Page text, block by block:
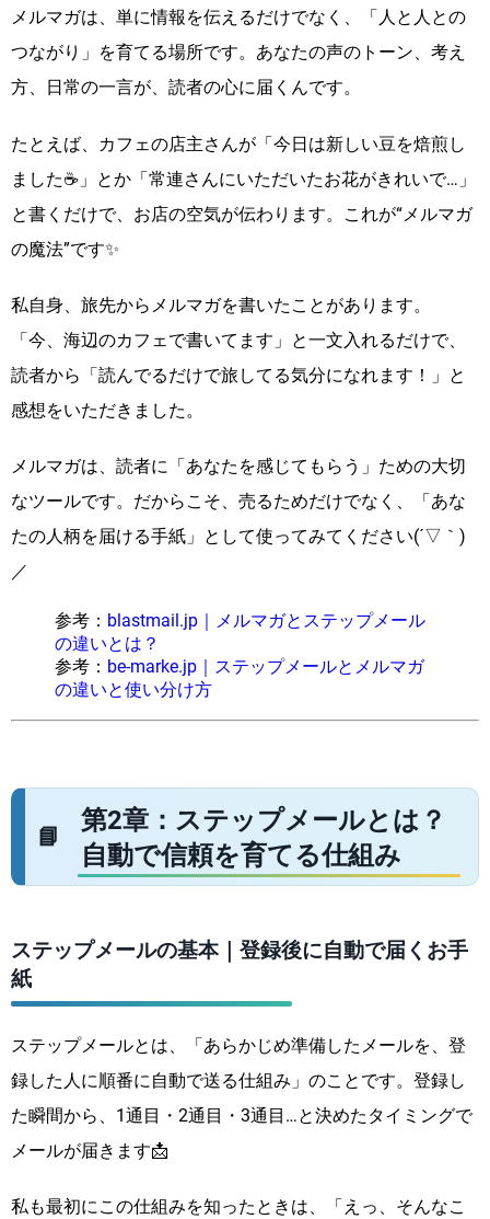
メルマガは、単に情報を伝えるだけでなく、「人と人との
つながり」を育てる場所です。あなたの声のトーン、考え
方、日常の一言が、読者の心に届くんです。
たとえば、カフェの店主さんが「今日は新しい豆を焙煎し
ました☕」とか「常連さんにいただいたお花がきれいで…」
と書くだけで、お店の空気が伝わります。これが“メルマガ
の魔法”です✨
私自身、旅先からメルマガを書いたことがあります。
「今、海辺のカフェで書いてます」と一文入れるだけで、
読者から「読んでるだけで旅してる気分になれます！」と
感想をいただきました。
メルマガは、読者に「あなたを感じてもらう」ための大切
なツールです。だからこそ、売るためだけでなく、「あな
たの人柄を届ける手紙」として使ってみてください(´▽｀)
／
参考： blastmail.jp｜メルマガとステップメール
の違いとは？
参考： be-marke.jp｜ステップメールとメルマガ
の違いと使い分け方
第2章：ステップメールとは？
自動で信頼を育てる仕組み
ステップメールの基本｜登録後に自動で届くお手
紙
ステップメールとは、「あらかじめ準備したメールを、登
録した人に順番に自動で送る仕組み」のことです。登録し
た瞬間から、1通目・2通目・3通目…と決めたタイミングで
メールが届きます📩
私も最初にこの仕組みを知ったときは、「えっ、そんなこ